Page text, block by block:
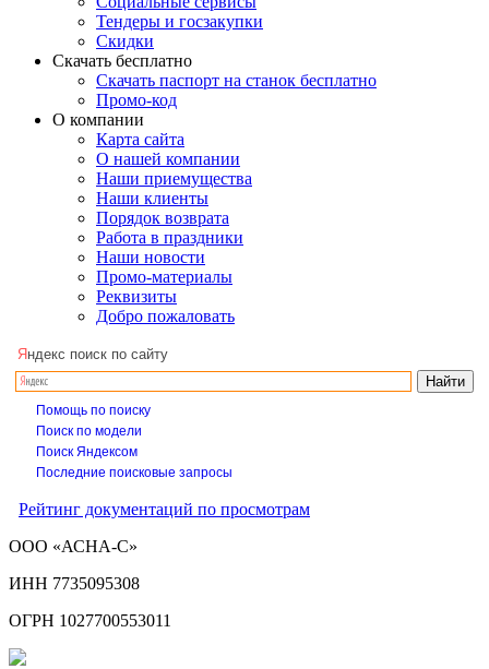
Тендеры и госзакупки
Скидки
Скачать бесплатно
Скачать паспорт на станок бесплатно
Промо-код
О компании
Карта сайта
О нашей компании
Наши приемущества
Наши клиенты
Порядок возврата
Работа в праздники
Наши новости
Промо-материалы
Реквизиты
Добро пожаловать
Я ндекс поиск по сайту
Помощь по поиску
Поиск по модели
Поиск Яндексом
Последние поисковые запросы
Рейтинг документаций по просмотрам
ООО «АСНА-С»
ИНН 7735095308
ОГРН 1027700553011